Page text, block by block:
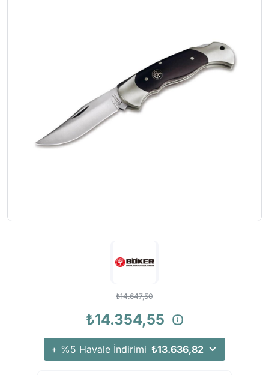
₺14.647,50
₺14.354,55
+ %5 Havale İndirimi ₺13.636,82